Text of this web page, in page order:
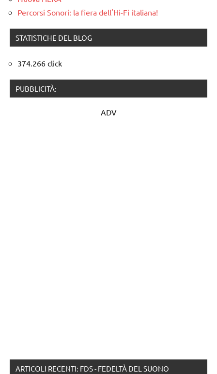
Percorsi Sonori: la fiera dell'Hi-Fi italiana!
STATISTICHE DEL BLOG
374.266 click
PUBBLICITÀ:
ADV
ARTICOLI RECENTI: FDS - FEDELTÀ DEL SUONO